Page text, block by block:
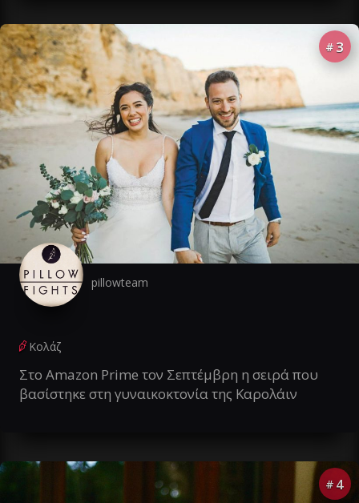
# 3
pillowteam
Κολάζ
Στο Amazon Prime τον Σεπτέμβρη η σειρά που
βασίστηκε στη γυναικοκτονία της Καρολάιν
# 4